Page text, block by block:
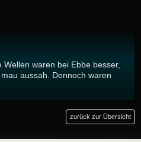
waren bei Ebbe besser,
aussah. Dennoch waren
zurück zur Übersicht